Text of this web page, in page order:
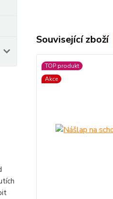
Související zboží
TOP produkt
Akce